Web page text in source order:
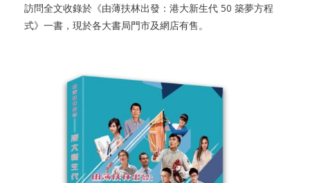
訪問全文收錄於《由薄扶林出發：港大新生代 50 築夢方程
式》一書，現於各大書局門市及網店有售。